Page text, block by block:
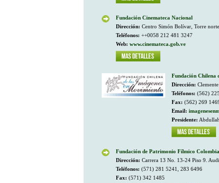
Fundación Cinemateca Nacional
Dirección: Centro Simón Bolívar, Torre norte
Teléfonos: ++0058 212 481 3247
Web: www.cinemateca.gob.ve
Fundación Chilena
Dirección:
Teléfonos: (562)
Fax: (562) 269
Email:
Presidente:
Fundación de Patrimonio Fílmico
Dirección: Carrera 13 No. 13-24 Piso 9.
Teléfonos: (571) 281 5241, 283 6496
Fax: (571) 342 1485